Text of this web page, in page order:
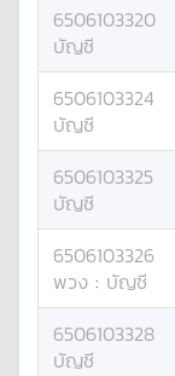
6506103320
บัญชี
6506103324
บัญชี
6506103325
บัญชี
6506103326
พวง : บัญชี
6506103328
บัญชี